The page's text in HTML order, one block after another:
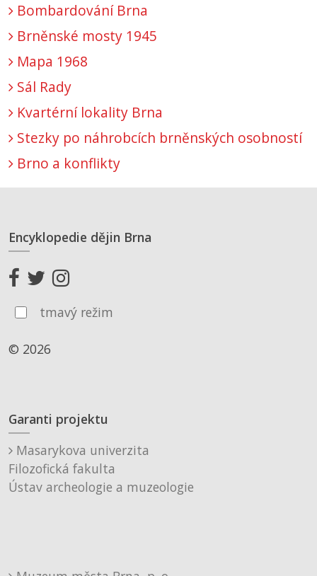
Bombardování Brna
Brněnské mosty 1945
Mapa 1968
Sál Rady
Kvartérní lokality Brna
Stezky po náhrobcích brněnských osobností
Brno a konflikty
Encyklopedie dějin Brna
tmavý režim
© 2026
Garanti projektu
Masarykova univerzita
Filozofická fakulta
Ústav archeologie a muzeologie